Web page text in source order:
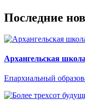
Последние
Архангельская
Епархиальный